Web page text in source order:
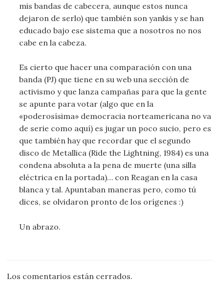
mis bandas de cabecera, aunque estos nunca
dejaron de serlo) que también son yankis y se han
educado bajo ese sistema que a nosotros no nos
cabe en la cabeza.
Es cierto que hacer una comparación con una
banda (PJ) que tiene en su web una sección de
activismo y que lanza campañas para que la gente
se apunte para votar (algo que en la
«poderosísima» democracia norteamericana no va
de serie como aquí) es jugar un poco sucio, pero es
que también hay que recordar que el segundo
disco de Metallica (Ride the Lightning, 1984) es una
condena absoluta a la pena de muerte (una silla
eléctrica en la portada)… con Reagan en la casa
blanca y tal. Apuntaban maneras pero, como tú
dices, se olvidaron pronto de los orígenes :)
Un abrazo.
Los comentarios están cerrados.